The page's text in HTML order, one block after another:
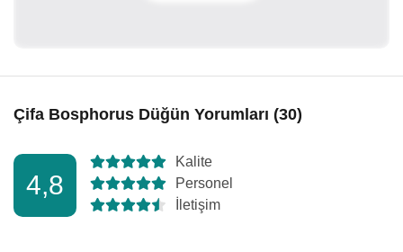
Çifa Bosphorus Düğün Yorumları (30)
4,8
Kalite
Personel
İletişim